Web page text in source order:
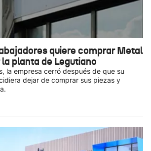
quiere comprar Metal
planta de Legutiano
la empresa cerró después de que su
dejar de comprar sus piezas y